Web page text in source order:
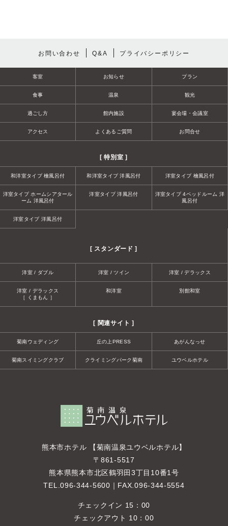
お問い合わせ Q&A プライバシーポリシー
熊本市ホテル 【菊南温泉ユウベルホテル】
〒861-5517
熊本県熊本市北区鶴羽田3丁目10番1号
TEL.096-344-5600 ｜FAX.096-344-5554
チェックイン 15：00
チェックアウト 10：00
客室 お知らせ プラン
食事 温泉 観光
過ごし方 館内施設 宴会場・会議室
アクセス よくあるご質問 お問合せ
[ 特別室 ]
和洋室タイプ 檜風呂付 和洋室タイプ 洋風呂付 洋室タイプ 檜風呂付
洋室タイプ ホームシアタール
ーム 洋風呂付
洋室タイプ 洋風呂付
洋室タイプ 4ベッドルーム 洋
風呂付
洋室タイプ 洋風呂付
[ スタンダード ]
洋室 / ダブル 洋室 / ツイン 洋室 / デラックス
洋室 / デラックス
［ くまもん ］
和洋室 別館和室
[ 関連サイト ]
菊南ウェディング 丘の上PRESS あがんなっせ
菊南スイミングクラブ クライミングパーク菊南 ユウベルホテル